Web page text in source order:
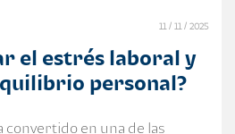
11 / 11 / 2025
el estrés laboral y
personal?
convertido en una de las